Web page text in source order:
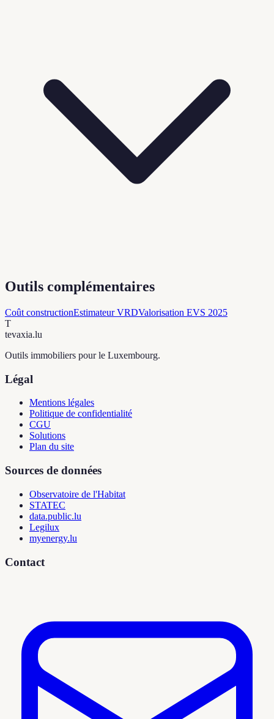
Outils complémentaires
Coût constructionEstimateur VRDValorisation EVS 2025
T
tevaxia.lu
Outils immobiliers pour le Luxembourg.
Légal
Mentions légales
Politique de confidentialité
CGU
Solutions
Plan du site
Sources de données
Observatoire de l'Habitat
STATEC
data.public.lu
Legilux
myenergy.lu
Contact